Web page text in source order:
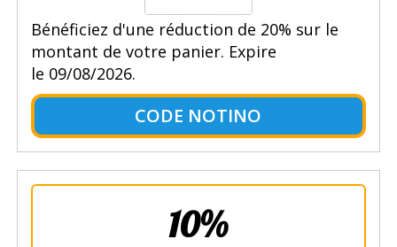
Bénéficiez d'une réduction de 20% sur le
montant de votre panier. Expire
le 09/08/2026.
CODE NOTINO
10%